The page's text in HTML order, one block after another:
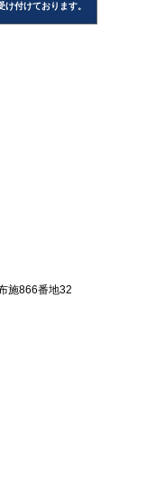
け付けております。
施866番地32